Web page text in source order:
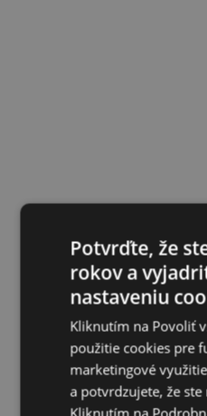
Potvrďte, že
rokov a
nastaveniu
Kliknutím na Povoliť
použitie cookies pre
marketingové
a potvrdzujete, že